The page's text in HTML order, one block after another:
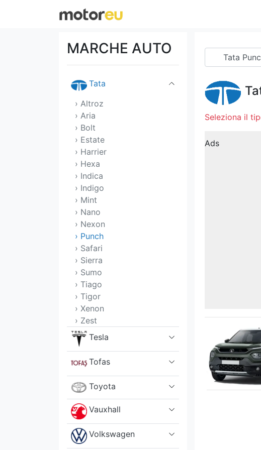
MARCHE AUTO
SsangYong
Tata
› Altroz
› Aria
› Bolt
› Estate
› Harrier
› Hexa
› Indica
› Indigo
› Mint
› Nano
› Nexon
› Punch
› Safari
› Sierra
› Sumo
› Tiago
› Tigor
› Xenon
› Zest
Tesla
Tofas
Toyota
Vauxhall
Volkswagen
Seleziona il
Ads